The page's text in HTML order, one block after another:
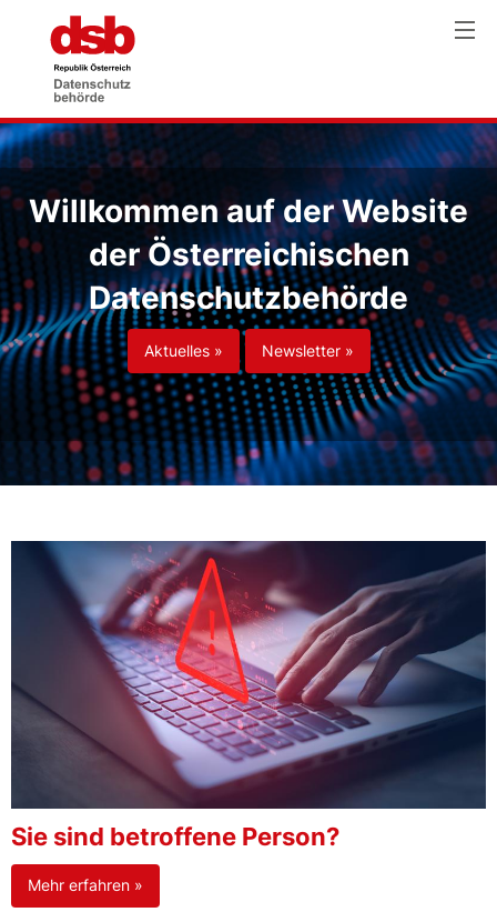
Willkommen auf der Website
der Österreichischen
Datenschutzbehörde
Aktuelles » Newsletter »
Sie sind betroffene Person?
Mehr erfahren »